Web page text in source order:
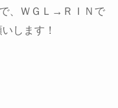
、ＷＧＬ→ＲＩＮで
します！